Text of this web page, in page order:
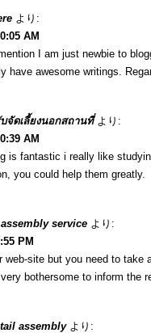
より:
AM
I am just newbie to
have awesome writings.
จัดเลี้ยงนอกสถานที่ より:
AM
is fantastic i really like
you could help them greatly.
service より:
PM
web-site but you need to
bothersome to inform the
assembly より: